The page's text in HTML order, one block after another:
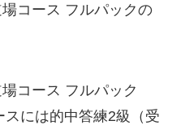
コース フルパックの
コース フルパック
には的中答練2級（受